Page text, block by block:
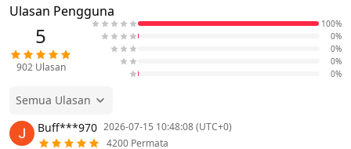
Ulasan Pengguna
5
902Ulasan
100%
0%
0%
0%
0%
Semua Ulasan
Buff***970 2026-07-15 10:48:08 (UTC+0)
4200 Permata